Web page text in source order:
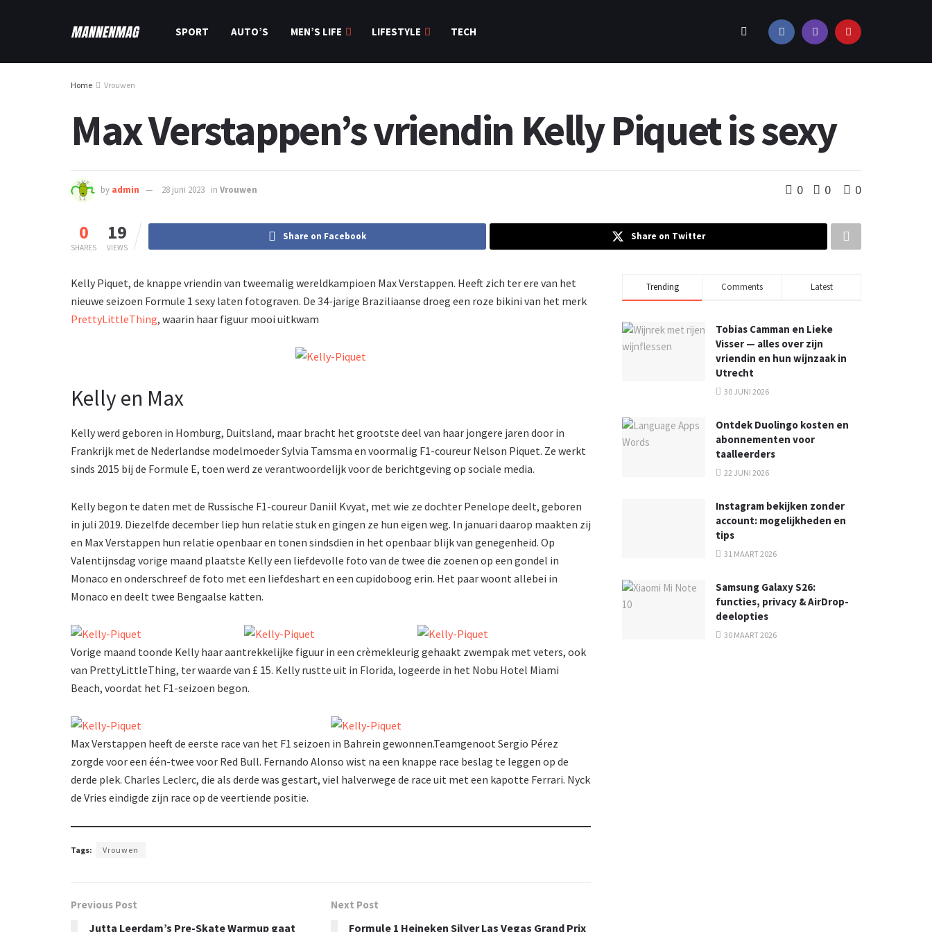
SPORT AUTO’S MEN’S LIFE LIFESTYLE TECH
Home Vrouwen
Max Verstappen’s vriendin Kelly Piquet is sexy
by admin 28 juni 2023 in Vrouwen 0 0 0
0
SHARES
19
VIEWS
Share on Facebook Share on Twitter
Kelly Piquet, de knappe vriendin van tweemalig wereldkampioen Max Verstappen. Heeft zich ter ere van het
nieuwe seizoen Formule 1 sexy laten fotograven. De 34-jarige Braziliaanse droeg een roze bikini van het merk
PrettyLittleThing, waarin haar figuur mooi uitkwam
Kelly en Max
Kelly werd geboren in Homburg, Duitsland, maar bracht het grootste deel van haar jongere jaren door in
Frankrijk met de Nederlandse modelmoeder Sylvia Tamsma en voormalig F1-coureur Nelson Piquet. Ze werkt
sinds 2015 bij de Formule E, toen werd ze verantwoordelijk voor de berichtgeving op sociale media.
Kelly begon te daten met de Russische F1-coureur Daniil Kvyat, met wie ze dochter Penelope deelt, geboren
in juli 2019. Diezelfde december liep hun relatie stuk en gingen ze hun eigen weg. In januari daarop maakten zij
en Max Verstappen hun relatie openbaar en tonen sindsdien in het openbaar blijk van genegenheid. Op
Valentijnsdag vorige maand plaatste Kelly een liefdevolle foto van de twee die zoenen op een gondel in
Monaco en onderschreef de foto met een liefdeshart en een cupidoboog erin. Het paar woont allebei in
Monaco en deelt twee Bengaalse katten.
Vorige maand toonde Kelly haar aantrekkelijke figuur in een crèmekleurig gehaakt zwempak met veters, ook
van PrettyLittleThing, ter waarde van £ 15. Kelly rustte uit in Florida, logeerde in het Nobu Hotel Miami
Beach, voordat het F1-seizoen begon.
Max Verstappen heeft de eerste race van het F1 seizoen in Bahrein gewonnen.Teamgenoot Sergio Pérez
zorgde voor een één-twee voor Red Bull. Fernando Alonso wist na een knappe race beslag te leggen op de
derde plek. Charles Leclerc, die als derde was gestart, viel halverwege de race uit met een kapotte Ferrari. Nyck
de Vries eindigde zijn race op de veertiende positie.
Tags: Vrouwen
Previous Post
Jutta Leerdam’s Pre-Skate Warmup gaat
Next Post
Formule 1 Heineken Silver Las Vegas Grand Prix
Trending Comments Latest
Tobias Camman en Lieke
Visser — alles over zijn
vriendin en hun wijnzaak in
Utrecht
30 JUNI 2026
Ontdek Duolingo kosten en
abonnementen voor
taalleerders
22 JUNI 2026
Instagram bekijken zonder
account: mogelijkheden en
tips
31 MAART 2026
Samsung Galaxy S26:
functies, privacy & AirDrop-
deelopties
30 MAART 2026